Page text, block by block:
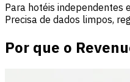
Para hotéis independentes e
Precisa de dados limpos,
Por que o